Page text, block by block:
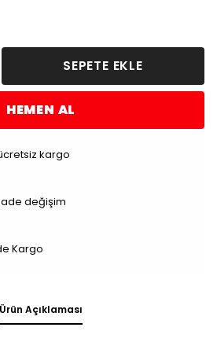
SEPETE EKLE
HEMEN AL
kargo
değişim
Kargo
Ürün Açıklaması